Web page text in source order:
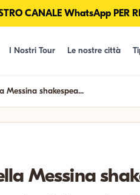
CANALE WhatsApp PER
I Nostri Tour Le nostre città
Messina shakespea...
Messina